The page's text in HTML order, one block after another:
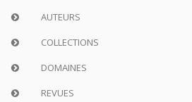
AUTEURS
COLLECTIONS
DOMAINES
REVUES